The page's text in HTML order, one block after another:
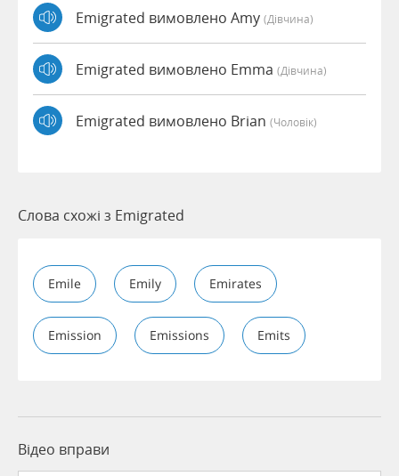
Emigrated вимовлено Amy (дівчина)
Emigrated вимовлено Emma (дівчина)
Emigrated вимовлено Brian (чоловік)
Слова схожі з Emigrated
Emile Emily Emirates
Emission Emissions Emits
Відео вправи